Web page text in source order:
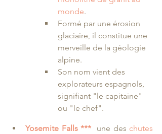
monde.
Formé par une érosion
glaciaire, il constitue une
merveille de la géologie
alpine.
Son nom vient des
explorateurs espagnols,
signifiant "le capitaine"
ou "le chef".
Yosemite Falls *** une des chutes